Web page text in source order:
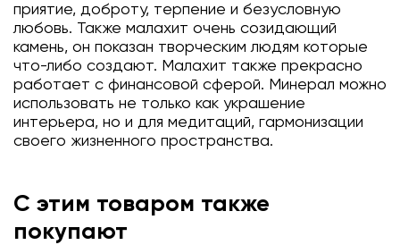
приятие, доброту, терпение и безусловную
любовь. Также малахит очень созидающий
камень, он показан творческим людям которые
что-либо создают. Малахит также прекрасно
работает с финансовой сферой. Минерал можно
использовать не только как украшение
интерьера, но и для медитаций, гармонизации
своего жизненного пространства.
С этим товаром также
покупают